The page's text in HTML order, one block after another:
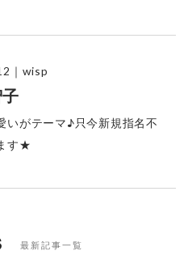
｜wisp
いがテーマ♪只今新規指名不
す★
最新記事一覧